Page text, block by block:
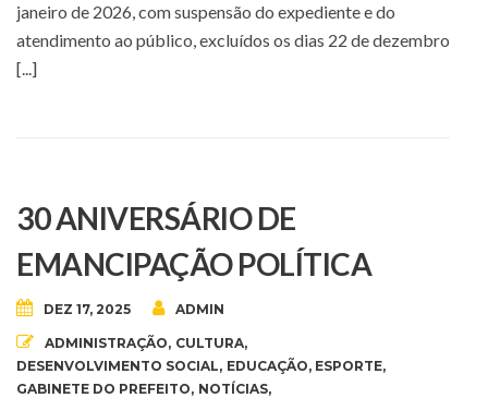
janeiro de 2026, com suspensão do expediente e do
atendimento ao público, excluídos os dias 22 de dezembro
[...]
30 ANIVERSÁRIO DE
EMANCIPAÇÃO POLÍTICA
DEZ 17, 2025 ADMIN
ADMINISTRAÇÃO, CULTURA,
DESENVOLVIMENTO SOCIAL, EDUCAÇÃO, ESPORTE,
GABINETE DO PREFEITO, NOTÍCIAS,